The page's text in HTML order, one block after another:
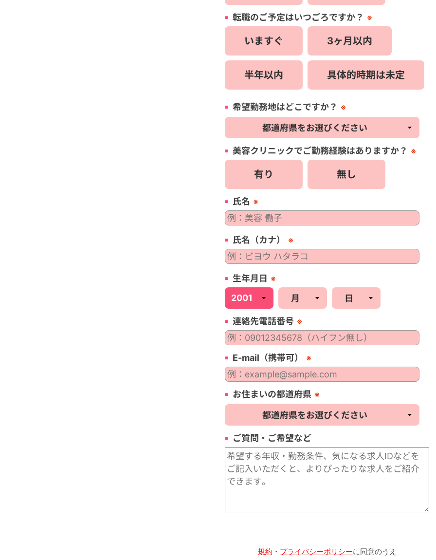
転職のご予定はいつごろですか？ ※
いますぐ 3ヶ月以内
半年以内 具体的時期は未定
希望勤務地はどこですか？ ※
美容クリニックでご勤務経験はありますか？ ※
有り 無し
氏名 ※
氏名（カナ） ※
生年月日 ※
連絡先電話番号 ※
E-mail（携帯可） ※
お住まいの都道府県 ※
ご質問・ご希望など
規約 ・ プライバシーポリシーに同意のうえ